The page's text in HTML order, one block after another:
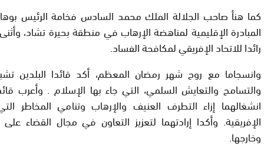
كما هنأ صاحب الجلالة الملك محمد السادس فخامة الرئيس
المبادرة الإقليمية لمناهضة الإرهاب في منطقة بحيرة تشاد،
رائدا للاتحاد الإفريقي لمكافحة الفساد.
وانسجاما مع روح شهر رمضان المعظم، أكد قائدا البلدين
والتسامح والتعايش السلمي، التي جاء بها الإسلام . وأعرب
انشغالهما إزاء التطرف العنيف والإرهاب وتنامي المخاطر
الإفريقية. وأكدا إرادتهما لتعزيز التعاون في مجال القضاء
وخارجها.